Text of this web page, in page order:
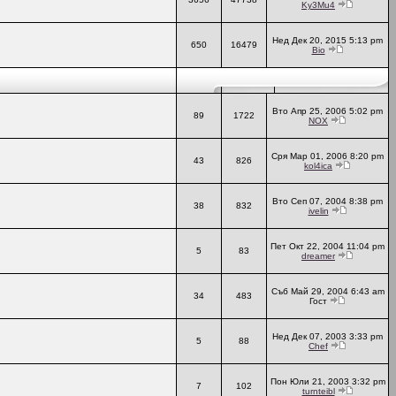
Ky3Mu4
650 16479
Нед Дек 20, 2015 5:13 pm
Bio
89 1722
Вто Апр 25, 2006 5:02 pm
NOX
43 826
Сря Мар 01, 2006 8:20 pm
kol4ica
38 832
Вто Сеп 07, 2004 8:38 pm
ivelin
5 83
Пет Окт 22, 2004 11:04 pm
dreamer
34 483
Съб Май 29, 2004 6:43 am
Гост
5 88
Нед Дек 07, 2003 3:33 pm
Chef
7 102
Пон Юли 21, 2003 3:32 pm
turnteibl